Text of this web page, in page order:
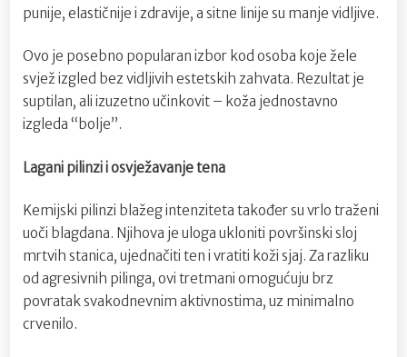
punije, elastičnije i zdravije, a sitne linije su manje vidljive.
Ovo je posebno popularan izbor kod osoba koje žele
svjež izgled bez vidljivih estetskih zahvata. Rezultat je
suptilan, ali izuzetno učinkovit – koža jednostavno
izgleda “bolje”.
Lagani pilinzi i osvježavanje tena
Kemijski pilinzi blažeg intenziteta također su vrlo traženi
uoči blagdana. Njihova je uloga ukloniti površinski sloj
mrtvih stanica, ujednačiti ten i vratiti koži sjaj. Za razliku
od agresivnih pilinga, ovi tretmani omogućuju brz
povratak svakodnevnim aktivnostima, uz minimalno
crvenilo.